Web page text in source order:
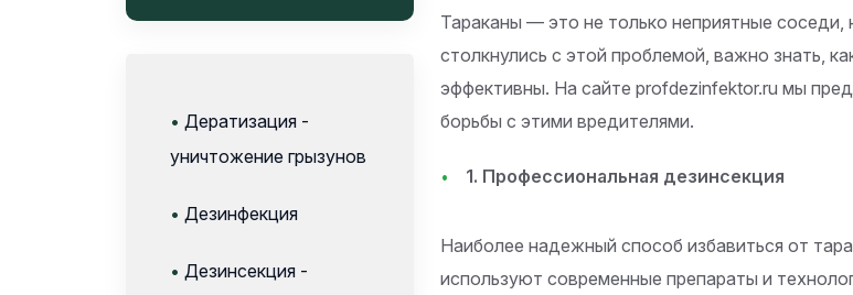
• Дератизация -
уничтожение грызунов
• Дезинфекция
• Дезинсекция -
Тараканы — это не только неприятные
столкнулись с этой проблемой, важно знать,
эффективны. На сайте profdezinfektor.ru мы
борьбы с этими вредителями.
1. Профессиональная дезинсекция
Наиболее надежный способ избавиться от
используют современные препараты и